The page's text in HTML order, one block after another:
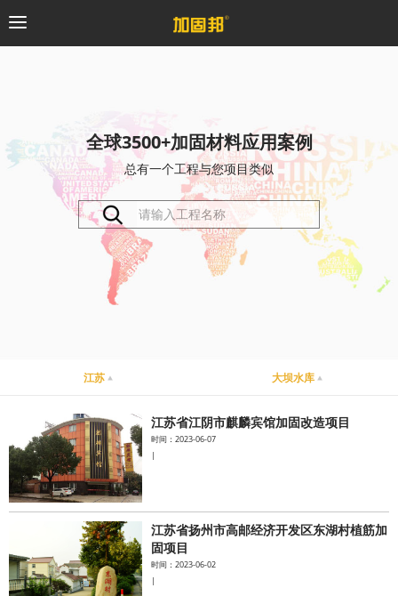
粘钢加固系统
预应力系统
桥梁支座系统
水泥基系统
新能源系统
全球3500+加固材料应用案例
总有一个工程与您项目类似
江苏 大坝水库
江苏省江阴市麒麟宾馆加固改造项目
时间：2023-06-07
|
江苏省扬州市高邮经济开发区东湖村植筋加
固项目
时间：2023-06-02
|